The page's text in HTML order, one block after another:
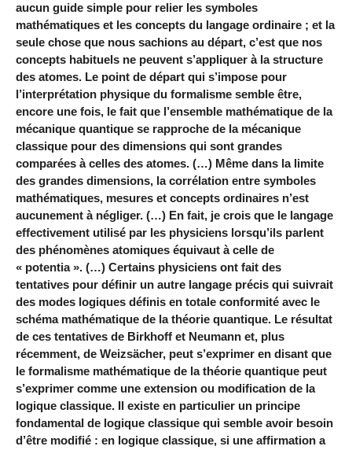
aucun guide simple pour relier les symboles
mathématiques et les concepts du langage ordinaire ; et la
seule chose que nous sachions au départ, c’est que nos
concepts habituels ne peuvent s’appliquer à la structure
des atomes. Le point de départ qui s’impose pour
l’interprétation physique du formalisme semble être,
encore une fois, le fait que l’ensemble mathématique de la
mécanique quantique se rapproche de la mécanique
classique pour des dimensions qui sont grandes
comparées à celles des atomes. (…) Même dans la limite
des grandes dimensions, la corrélation entre symboles
mathématiques, mesures et concepts ordinaires n’est
aucunement à négliger. (…) En fait, je crois que le langage
effectivement utilisé par les physiciens lorsqu’ils parlent
des phénomènes atomiques équivaut à celle de
« potentia ». (…) Certains physiciens ont fait des
tentatives pour définir un autre langage précis qui suivrait
des modes logiques définis en totale conformité avec le
schéma mathématique de la théorie quantique. Le résultat
de ces tentatives de Birkhoff et Neumann et, plus
récemment, de Weizsächer, peut s’exprimer en disant que
le formalisme mathématique de la théorie quantique peut
s’exprimer comme une extension ou modification de la
logique classique. Il existe en particulier un principe
fondamental de logique classique qui semble avoir besoin
d’être modifié : en logique classique, si une affirmation a